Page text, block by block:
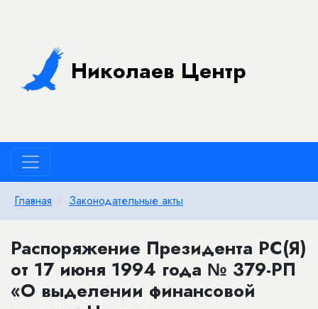
Николаев Центр
Главная Законодательные акты
Распоряжение Президента РС(Я)
от 17 июня 1994 года № 379-РП
«О выделении финансовой